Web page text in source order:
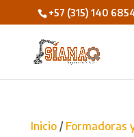
+57 (315) 140
Inicio/ Formadoras